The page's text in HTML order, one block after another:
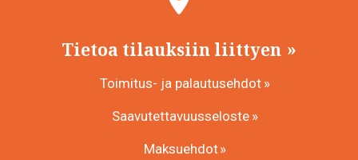
Tietoa tilauksiin liittyen
Toimitus- ja palautusehdot
Saavutettavuusseloste
Maksuehdot